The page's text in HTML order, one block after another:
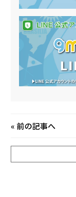
«前の記事へ